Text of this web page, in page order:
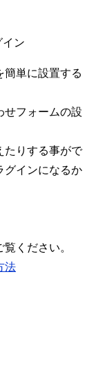
ン
簡単に設置する
せフォームの設
たりする事がで
グインになるか
ください。
法